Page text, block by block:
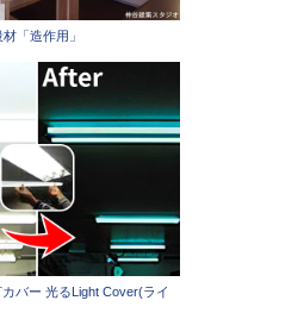
「造作用」
バー 光るLight Cover(ライ